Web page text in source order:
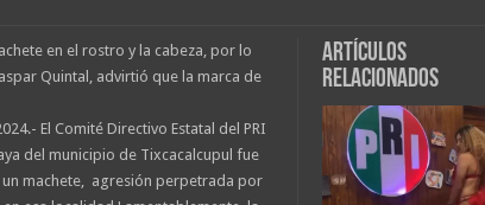
Artículos
relacionados
en el rostro y la cabeza, por lo
Quintal, advirtió que la marca de
El Comité Directivo Estatal del PRI
del municipio de Tixcacalcupul fue
machete, agresión perpetrada por